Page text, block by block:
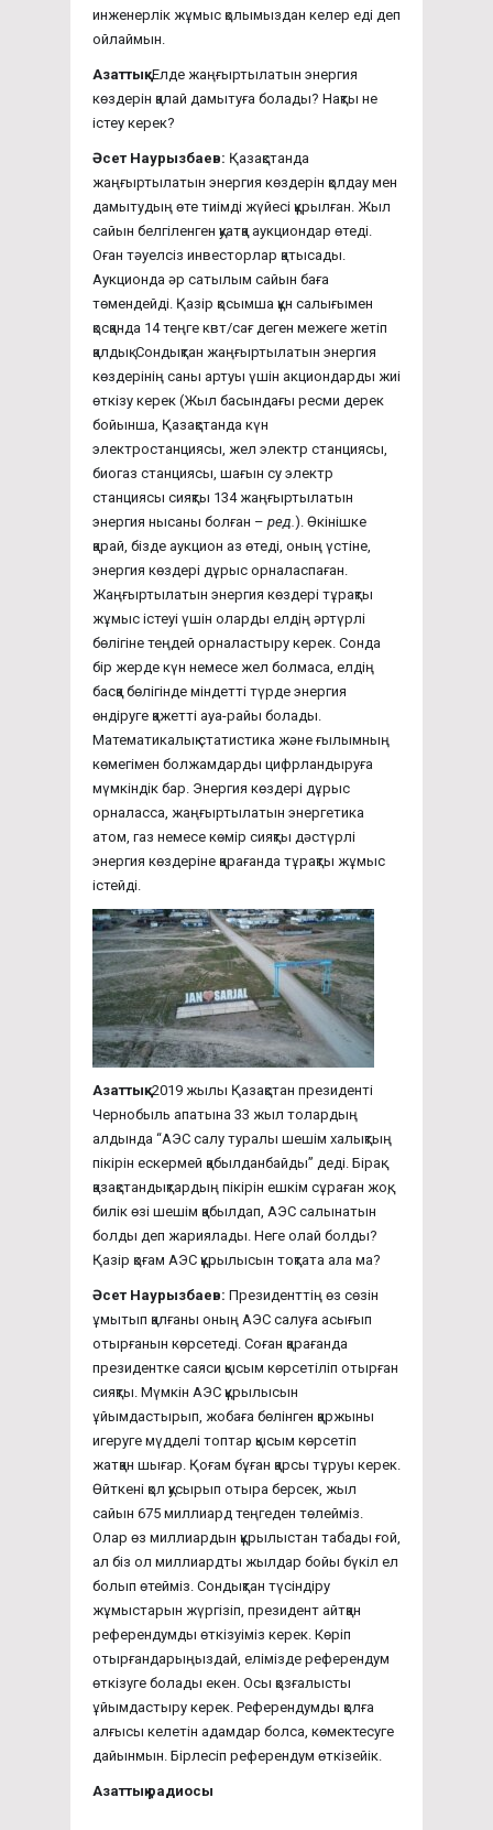
инженерлік жұмыс қолымыздан келер еді деп
ойлаймын.
Азаттық:Елде жаңғыртылатын энергия
көздерін қалай дамытуға болады? Нақты не
істеу керек?
Әсет Наурызбаев: Қазақстанда
жаңғыртылатын энергия көздерін қолдау мен
дамытудың өте тиімді жүйесі құрылған. Жыл
сайын белгіленген қуатқа аукциондар өтеді.
Оған тәуелсіз инвесторлар қатысады.
Аукционда әр сатылым сайын баға
төмендейді. Қазір қосымша құн салығымен
қосқанда 14 теңге квт/сағ деген межеге жетіп
қалдық. Сондықтан жаңғыртылатын энергия
көздерінің саны артуы үшін акциондарды жиі
өткізу керек (Жыл басындағы ресми дерек
бойынша, Қазақстанда күн
электростанциясы, жел электр станциясы,
биогаз станциясы, шағын су электр
станциясы сияқты 134 жаңғыртылатын
энергия нысаны болған – ред. ). Өкінішке
қарай, бізде аукцион аз өтеді, оның үстіне,
энергия көздері дұрыс орналаспаған.
Жаңғыртылатын энергия көздері тұрақты
жұмыс істеуі үшін оларды елдің әртүрлі
бөлігіне теңдей орналастыру керек. Сонда
бір жерде күн немесе жел болмаса, елдің
басқа бөлігінде міндетті түрде энергия
өндіруге қажетті ауа-райы болады.
Математикалық статистика және ғылымның
көмегімен болжамдарды цифрландыруға
мүмкіндік бар. Энергия көздері дұрыс
орналасса, жаңғыртылатын энергетика
атом, газ немесе көмір сияқты дәстүрлі
энергия көздеріне қарағанда тұрақты жұмыс
істейді.
Азаттық:2019 жылы Қазақстан президенті
Чернобыль апатына 33 жыл толардың
алдында “АЭС салу туралы шешім халықтың
пікірін ескермей қабылданбайды” деді. Бірақ
қазақстандықтардың пікірін ешкім сұраған жоқ,
билік өзі шешім қабылдап, АЭС салынатын
болды деп жариялады. Неге олай болды?
Қазір қоғам АЭС құрылысын тоқтата ала ма?
Әсет Наурызбаев: Президенттің өз сөзін
ұмытып қалғаны оның АЭС салуға асығып
отырғанын көрсетеді. Соған қарағанда
президентке саяси қысым көрсетіліп отырған
сияқты. Мүмкін АЭС құрылысын
ұйымдастырып, жобаға бөлінген қаржыны
игеруге мүдделі топтар қысым көрсетіп
жатқан шығар. Қоғам бұған қарсы тұруы керек.
Өйткені қол қусырып отыра берсек, жыл
сайын 675 миллиард теңгеден төлейміз.
Олар өз миллиардын құрылыстан табады ғой,
ал біз ол миллиардты жылдар бойы бүкіл ел
болып өтейміз. Сондықтан түсіндіру
жұмыстарын жүргізіп, президент айтқан
референдумды өткізуіміз керек. Көріп
отырғандарыңыздай, елімізде референдум
өткізуге болады екен. Осы қозғалысты
ұйымдастыру керек. Референдумды қолға
алғысы келетін адамдар болса, көмектесуге
дайынмын. Бірлесіп референдум өткізейік.
Азаттық радиосы